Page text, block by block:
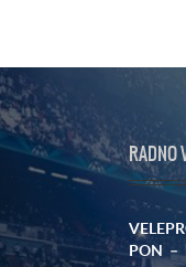
RADNO
PON –